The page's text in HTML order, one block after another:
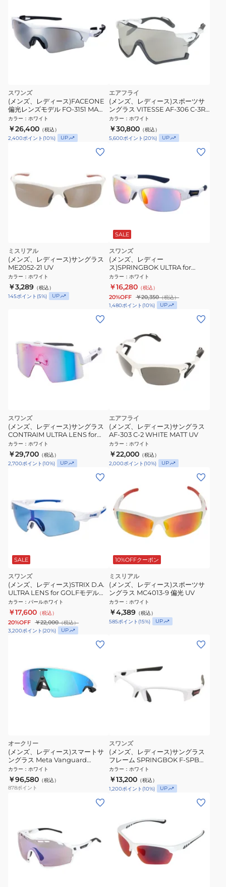
スワンズ
(メンズ、レディース)FACEONE
偏光レンズモデル FO-3151 MAW
サングラス UV
カラー ： ホワイト
￥26,400 （税込）
2,400ポイント (10%) UP
エアフライ
(メンズ、レディース)スポーツサ
ングラス VITESSE AF-306 C-3RE
WHITE MATT 自転車専用モデル
白
カラー ： ホワイト
￥30,800 （税込）
5,600ポイント (20%) UP
ミスリアル
(メンズ、レディース)サングラス
ME2052-21 UV
カラー ： ホワイト
￥3,289 （税込）
145ポイント (5%) UP
SALE
スワンズ
(メンズ、レディー
ス)SPRINGBOK ULTRA for
BALL SPORTSモデル SPB-3516
PAW サングラス UV
カラー ： ホワイト
￥16,280 （税込）
20%OFF ￥20,350（税込）
1,480ポイント (10%) UP
スワンズ
(メンズ、レディース)サングラス
CONTRAIM ULTRA LENS for
BALL SPORTSモデル CR-3516
MAW
カラー ： ホワイト
￥29,700 （税込）
2,700ポイント (10%) UP
エアフライ
(メンズ、レディース)サングラス
AF-303 C-2 WHITE MATT UV
カラー ： ホワイト
￥22,000 （税込）
2,000ポイント (10%) UP
SALE
スワンズ
(メンズ、レディース)STRIX D.A.
ULTRA LENS for GOLFモデル
STRIX DA-0167 PAW サングラス
偏光 UV
カラー ： パールホワイト
￥17,600 （税込）
20%OFF ￥22,000（税込）
3,200ポイント (20%) UP
10%OFFクーポン
ミスリアル
(メンズ、レディース)スポーツサ
ングラス MC4013-9 偏光 UV
カラー ： ホワイト
￥4,389 （税込）
585ポイント (15%) UP
オークリー
(メンズ、レディース)スマートサ
ングラス Meta Vanguard
80010652
カラー ： ホワイト
￥96,580 （税込）
878ポイント
スワンズ
(メンズ、レディース)サングラス
フレーム SPRINGBOK F-SPB
MAW UV ※フレームのみ
カラー ： ホワイト
￥13,200 （税込）
1,200ポイント (10%) UP